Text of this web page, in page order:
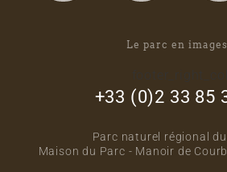
Le parc en
+33 (0)2 33 85
Parc naturel régional
Maison du Parc - Manoir de